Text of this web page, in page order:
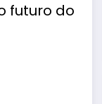
futuro do